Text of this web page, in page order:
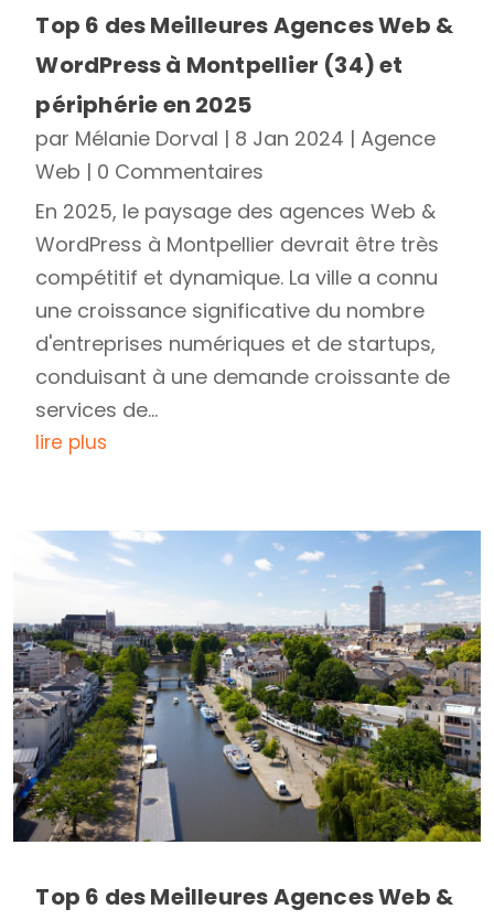
Top 6 des Meilleures Agences Web &
WordPress à Montpellier (34) et
périphérie en 2025
par Mélanie Dorval | 8 Jan 2024 |Agence
Web | 0 Commentaires
En 2025, le paysage des agences Web &
WordPress à Montpellier devrait être très
compétitif et dynamique. La ville a connu
une croissance significative du nombre
d'entreprises numériques et de startups,
conduisant à une demande croissante de
services de...
lire plus
Top 6 des Meilleures Agences Web &